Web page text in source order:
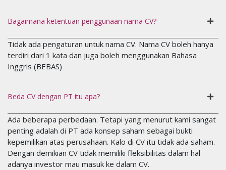
Bagaimana ketentuan penggunaan nama CV?
Tidak ada pengaturan untuk nama CV. Nama CV boleh hanya
terdiri dari 1 kata dan juga boleh menggunakan Bahasa
Inggris (BEBAS)
Beda CV dengan PT itu apa?
Ada beberapa perbedaan. Tetapi yang menurut kami sangat
penting adalah di PT ada konsep saham sebagai bukti
kepemilikan atas perusahaan. Kalo di CV itu tidak ada saham.
Dengan demikian CV tidak memiliki fleksibilitas dalam hal
adanya investor mau masuk ke dalam CV.